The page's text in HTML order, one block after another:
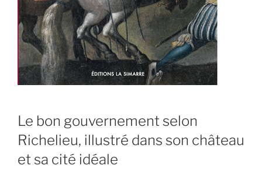
Le bon gouvernement selon
Richelieu, illustré dans son château
et sa cité idéale